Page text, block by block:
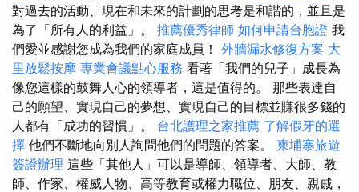
對過去的活動、現在和未來的計劃的思考是和諧的，並且是
為了「所有人的利益」。 推薦優秀律師 如何申請台胞證 我
們愛並感謝您成為我們的家庭成員！ 外牆漏水修復方案 大
里放鬆按摩 專業會議點心服務 看著「我們的兒子」成長為
像您這樣的鼓舞人心的領導者，這是值得的。 那些表達自
己的願望、實現自己的夢想、實現自己的目標並賺很多錢的
人都有「成功的習慣」。 台北護理之家推薦 了解假牙的選
擇 他們不斷地向別人詢問他們的問題的答案。 柬埔寨旅遊
簽證辦理 這些「其他人」可以是導師、領導者、大師、教
師、作家、權威人物、高等教育或權力職位、朋友、親戚，